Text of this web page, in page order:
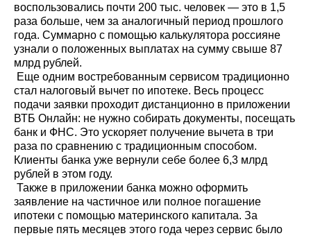
воспользовались почти 200 тыс. человек — это в 1,5
раза больше, чем за аналогичный период прошлого
года. Суммарно с помощью калькулятора россияне
узнали о положенных выплатах на сумму свыше 87
млрд рублей.
Еще одним востребованным сервисом традиционно
стал налоговый вычет по ипотеке. Весь процесс
подачи заявки проходит дистанционно в приложении
ВТБ Онлайн: не нужно собирать документы, посещать
банк и ФНС. Это ускоряет получение вычета в три
раза по сравнению с традиционным способом.
Клиенты банка уже вернули себе более 6,3 млрд
рублей в этом году.
Также в приложении банка можно оформить
заявление на частичное или полное погашение
ипотеки с помощью материнского капитала. За
первые пять месяцев этого года через сервис было